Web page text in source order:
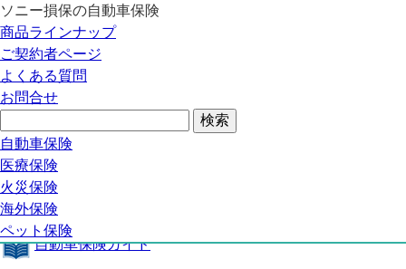
ソニー損保の自動車保険
商品ラインナップ
ご契約者ページ
よくある質問
お問合せ
自動車保険
医療保険
火災保険
海外保険
ペット保険
自動車保険トップ
商品の特長
補償内容
自動車保険ガイド
お客様の満足・不満の声
自動車保険トップ
商品の特長
補償内容
自動車保険ガイド